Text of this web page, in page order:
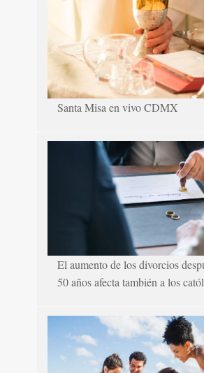
Santa Misa en vivo CDMX
El aumento de los divorcios
50 años afecta también a los